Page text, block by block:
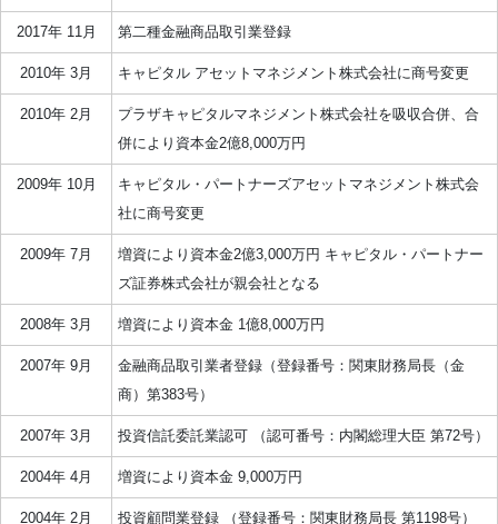
2017年 11月 第二種金融商品取引業登録
2010年 3月 キャピタル アセットマネジメント株式会社に商号変更
2010年 2月
プラザキャピタルマネジメント株式会社を吸収合併、合
併により資本金2億8,000万円
2009年 10月
キャピタル・パートナーズアセットマネジメント株式会
社に商号変更
2009年 7月
増資により資本金2億3,000万円 キャピタル・パートナー
ズ証券株式会社が親会社となる
2008年 3月 増資により資本金 1億8,000万円
2007年 9月
金融商品取引業者登録（登録番号：関東財務局長（金
商）第383号）
2007年 3月 投資信託委託業認可 （認可番号：内閣総理大臣 第72号）
2004年 4月 増資により資本金 9,000万円
2004年 2月 投資顧問業登録 （登録番号：関東財務局長 第1198号）